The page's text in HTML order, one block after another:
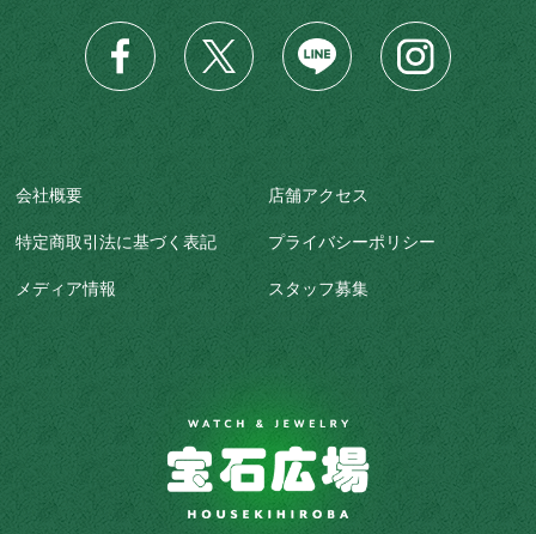
会社概要 店舗アクセス
特定商取引法に基づく表記 プライバシーポリシー
メディア情報 スタッフ募集